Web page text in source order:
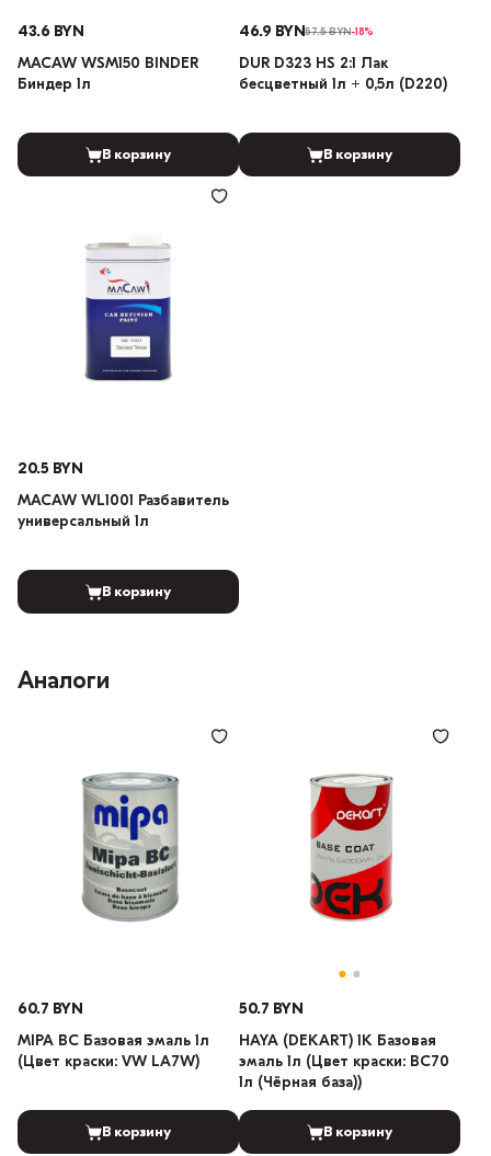
43.6 BYN
MACAW WSM150 BINDER
Биндер 1л
В корзину
46.9 BYN57.5 BYN-18%
DUR D323 HS 2:1 Лак
бесцветный 1л + 0,5л (D220)
В корзину
20.5 BYN
MACAW WL1001 Разбавитель
универсальный 1л
В корзину
Аналоги
60.7 BYN
MIPA BC Базовая эмаль 1л
(Цвет краски: VW LA7W)
В корзину
50.7 BYN
HAYA (DEKART) 1К Базовая
эмаль 1л (Цвет краски: BC70
1л (Чёрная база))
В корзину